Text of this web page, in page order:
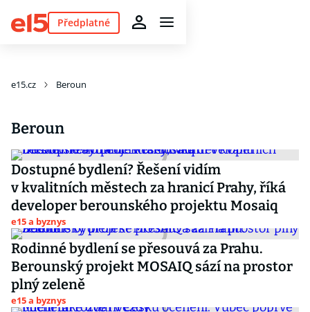
Předplatné
e15.cz Beroun
Beroun
Dostupné bydlení? Řešení vidím
v kvalitních městech za hranicí Prahy, říká
developer berounského projektu Mosaiq
e15 a byznys
Rodinné bydlení se přesouvá za Prahu.
Berounský projekt MOSAIQ sází na prostor
plný zeleně
e15 a byznys